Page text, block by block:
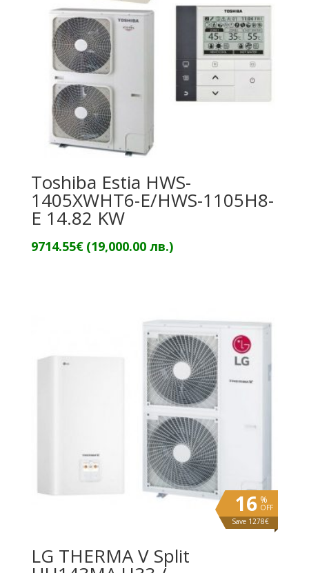
Toshiba Estia HWS-
1405XWHT6-E/HWS-1105H8-
E 14.82 KW
9714.55€ (19,000.00 лв.)
%
OFF
16
Save 1278€
LG THERMA V Split